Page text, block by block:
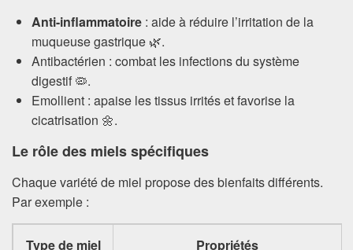
Anti-inflammatoire : aide à réduire l’irritation de la
muqueuse gastrique 🌿.
Antibactérien : combat les infections du système
digestif 🦠.
Emollient : apaise les tissus irrités et favorise la
cicatrisation 🌼.
Le rôle des miels spécifiques
Chaque variété de miel propose des bienfaits différents.
Par exemple :
Type de miel Propriétés